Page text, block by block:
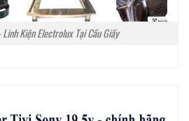
Kiện Electrolux Tại Cầu Giấy